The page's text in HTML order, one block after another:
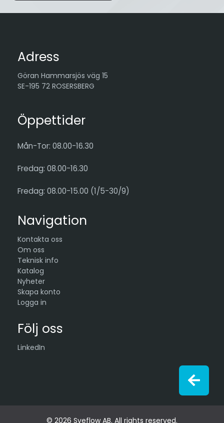
Adress
Göran Hammarsjös väg 15
SE-195 72 ROSERSBERG
Öppettider
Mån-Tor: 08.00-16.30
Fredag: 08.00-16.30
Fredag: 08.00-15.00 (1/5-30/9)
Navigation
Kontakta oss
Om oss
Teknisk info
Katalog
Nyheter
Skapa konto
Logga in
Följ oss
LinkedIn
© 2026 Sveflow AB. All rights reserved.